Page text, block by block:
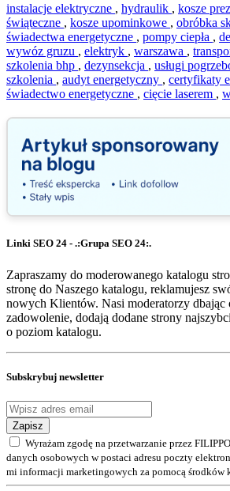
instalacje elektryczne , hydraulik , kosze
świąteczne , kosze upominkowe , obróbka
świadectwa energetyczne , pompy ciepła ,
wywóz gruzu , elektryk , warszawa ,
szkolenia bhp , dezynsekcja , usługi
szkolenia , audyt energetyczny , certyfikaty
świadectwo energetyczne , cięcie laserem ,
Linki SEO 24 - .:Grupa SEO 24:.
Zapraszamy do moderowanego katalogu
stronę do Naszego katalogu, reklamujesz
nowych Klientów. Nasi moderatorzy dbając
zadowolenie, dodają dodane strony
o poziom katalogu.
Subskrybuj newsletter
Zapisz
Wyrażam zgodę na przetwarzanie przez
danych osobowych w postaci adresu poczty
mi informacji marketingowych za pomocą